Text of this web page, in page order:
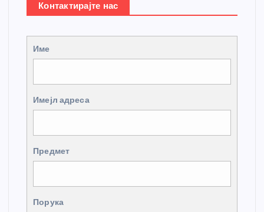
Контактирајте нас
Име
Имејл адреса
Предмет
Порука